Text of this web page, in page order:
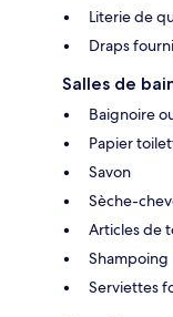
Literie de
Draps
Salles de
Baignoire
Papier
Savon
Sèche-
Articles de
Shampoing
Serviettes